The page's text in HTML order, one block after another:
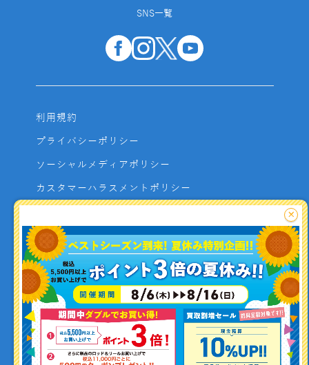
釣り情報を
投稿する
SNS一覧
利用規約
プライバシーポリシー
ソーシャルメディアポリシー
カスタマーハラスメントポリシー
よくあるご質問
お問い合わせ
利用者資金の保全方法
×